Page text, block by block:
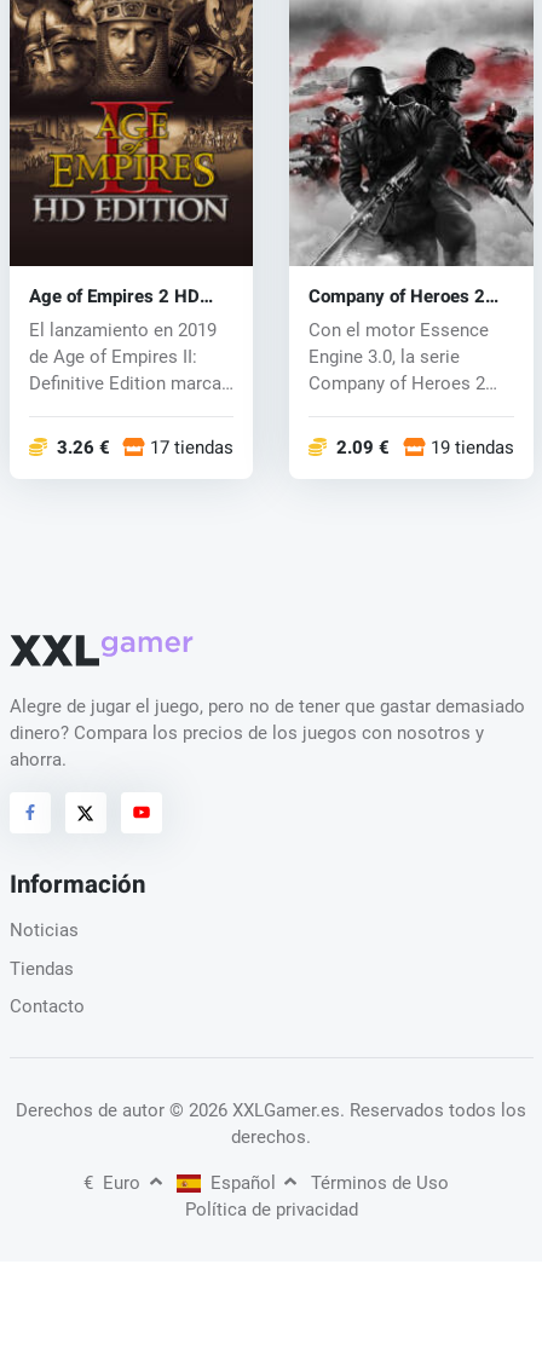
Age of Empires 2 HD
(PC) CD key
El lanzamiento en 2019
de Age of Empires II:
Definitive Edition marca
3.26 € 17 tiendas
Company of Heroes 2
(PC) CD key
Con el motor Essence
Engine 3.0, la serie
Company of Heroes 2
2.09 € 19 tiendas
Alegre de jugar el juego, pero no de tener que gastar demasiado
dinero? Compara los precios de los juegos con nosotros y
ahorra.
Información
Noticias
Tiendas
Contacto
Derechos de autor © 2026 XXLGamer.es. Reservados todos los
derechos.
€ Euro Español
Términos de Uso
Política de privacidad